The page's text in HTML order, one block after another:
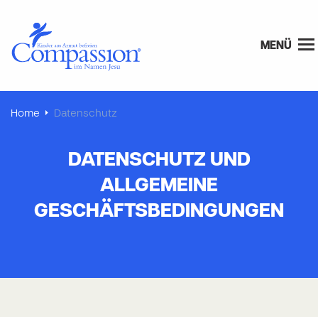
MENÜ
Home Datenschutz
DATENSCHUTZ UND
ALLGEMEINE
GESCHÄFTSBEDINGUNGEN